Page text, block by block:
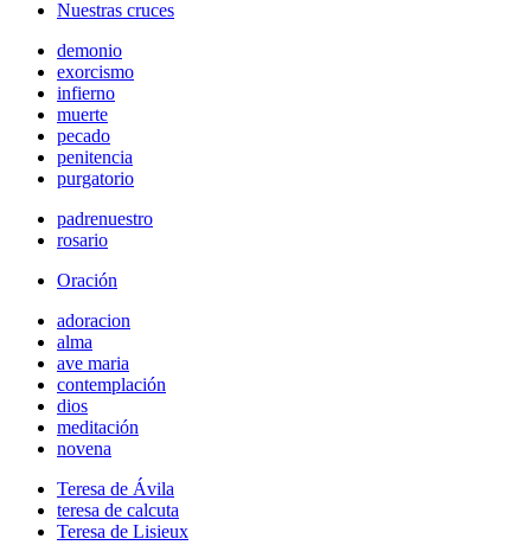
Nuestras cruces
demonio
exorcismo
infierno
muerte
pecado
penitencia
purgatorio
padrenuestro
rosario
Oración
adoracion
alma
ave maria
contemplación
dios
meditación
novena
Teresa de Ávila
teresa de calcuta
Teresa de Lisieux